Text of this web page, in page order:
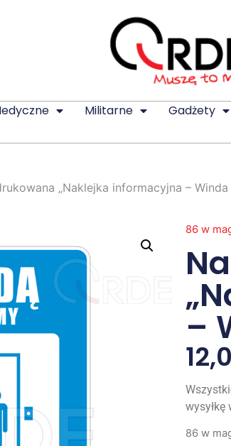
Militarne Gadżety
„Naklejka informacyjna – Winda
86 w
–
86 w